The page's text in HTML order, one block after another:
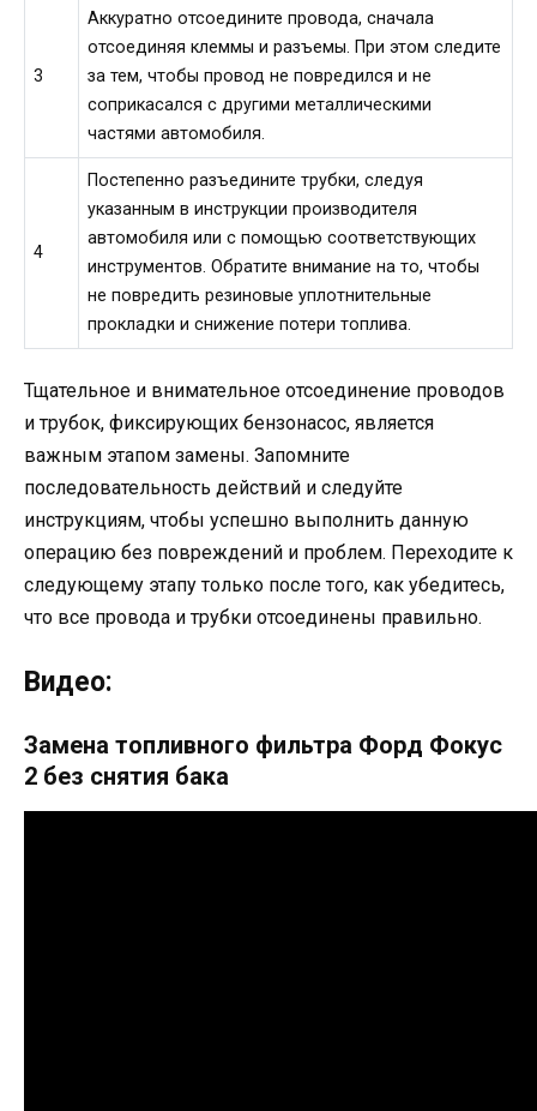
3
Аккуратно отсоедините провода, сначала
отсоединяя клеммы и разъемы. При этом следите
за тем, чтобы провод не повредился и не
соприкасался с другими металлическими
частями автомобиля.
4
Постепенно разъедините трубки, следуя
указанным в инструкции производителя
автомобиля или с помощью соответствующих
инструментов. Обратите внимание на то, чтобы
не повредить резиновые уплотнительные
прокладки и снижение потери топлива.
Тщательное и внимательное отсоединение проводов
и трубок, фиксирующих бензонасос, является
важным этапом замены. Запомните
последовательность действий и следуйте
инструкциям, чтобы успешно выполнить данную
операцию без повреждений и проблем. Переходите к
следующему этапу только после того, как убедитесь,
что все провода и трубки отсоединены правильно.
Видео:
Замена топливного фильтра Форд Фокус
2 без снятия бака